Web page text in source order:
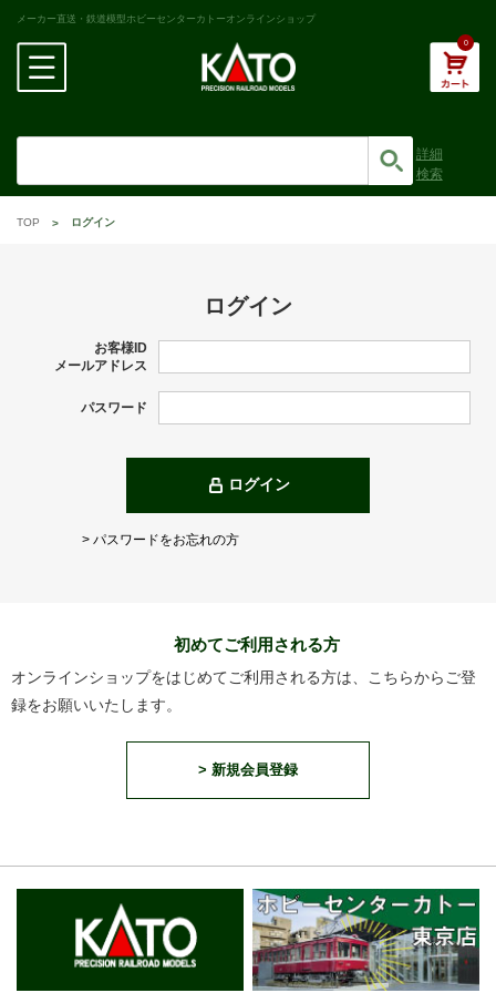
メーカー直送・鉄道模型ホビーセンターカトーオンラインショップ
0
詳細
検索
TOP ログイン
ログイン
お客様ID
メールアドレス
パスワード
ログイン
> パスワードをお忘れの方
初めてご利用される方
オンラインショップをはじめてご利用される方は、こちらからご登
録をお願いいたします。
> 新規会員登録